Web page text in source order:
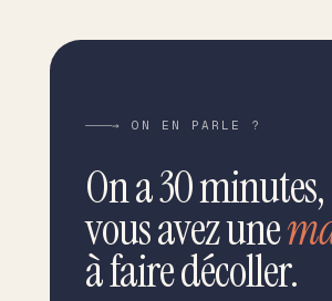
→ ON EN PARLE ?
On a 30 minutes,
vous avez une
à faire décoller.